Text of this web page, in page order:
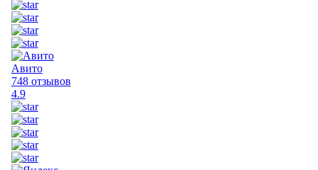
Авито
748 отзывов
4.9